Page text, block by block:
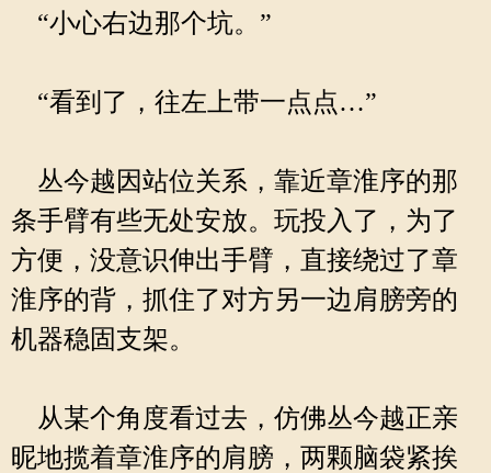
“小心右边那个坑。”
“看到了，往左上带一点点…”
丛今越因站位关系，靠近章淮序的那
条手臂有些无处安放。玩投入了，为了
方便，没意识伸出手臂，直接绕过了章
淮序的背，抓住了对方另一边肩膀旁的
机器稳固支架。
从某个角度看过去，仿佛丛今越正亲
昵地揽着章淮序的肩膀，两颗脑袋紧挨